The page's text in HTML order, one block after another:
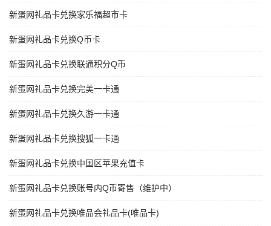
新蛋网礼品卡兑换家乐福超市卡
新蛋网礼品卡兑换Q币卡
新蛋网礼品卡兑换联通积分Q币
新蛋网礼品卡兑换完美一卡通
新蛋网礼品卡兑换久游一卡通
新蛋网礼品卡兑换搜狐一卡通
新蛋网礼品卡兑换中国区苹果充值卡
新蛋网礼品卡兑换账号内Q币寄售（维护中）
新蛋网礼品卡兑换唯品会礼品卡(唯品卡)